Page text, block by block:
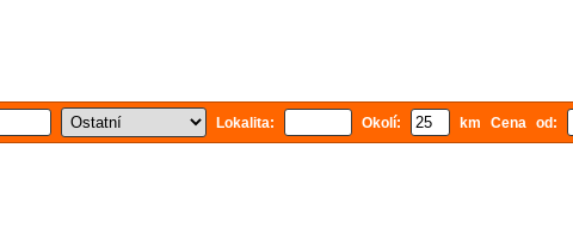
Lokalita: Okolí: km Cena od: